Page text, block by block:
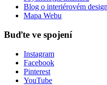
Blog o interiérovém
Mapa Webu
Buďte ve spojení
Instagram
Facebook
Pinterest
YouTube